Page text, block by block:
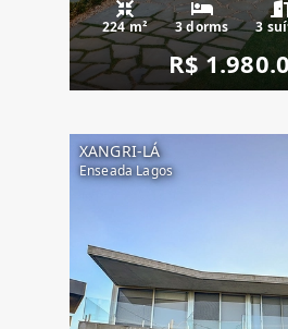
224 m² 3 dorms 3
R$
XANGRI-LÁ
Enseada Lagos